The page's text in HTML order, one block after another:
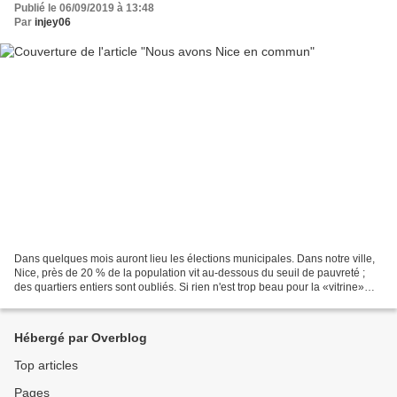
Publié le 06/09/2019 à 13:48
Par injey06
Dans quelques mois auront lieu les élections municipales. Dans notre ville,
Nice, près de 20 % de la population vit au-dessous du seuil de pauvreté ;
des quartiers entiers sont oubliés. Si rien n'est trop beau pour la «vitrine»
Hébergé par Overblog
Top articles
Pages